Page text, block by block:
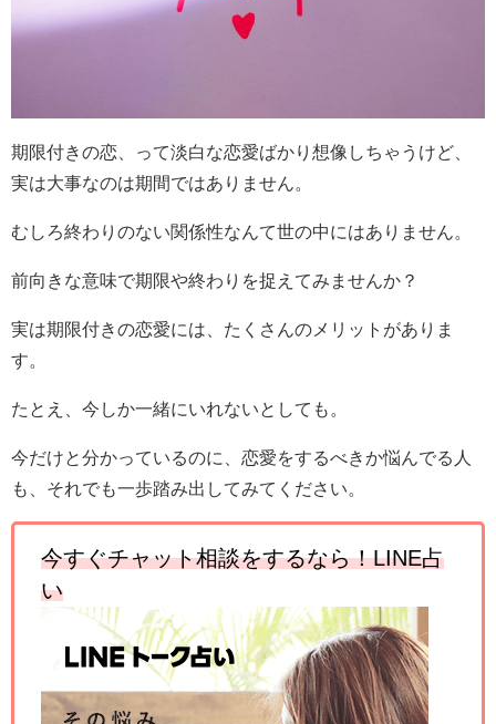
期限付きの恋、って淡白な恋愛ばかり想像しちゃうけど、
実は大事なのは期間ではありません。
むしろ終わりのない関係性なんて世の中にはありません。
前向きな意味で期限や終わりを捉えてみませんか？
実は期限付きの恋愛には、たくさんのメリットがありま
す。
たとえ、今しか一緒にいれないとしても。
今だけと分かっているのに、恋愛をするべきか悩んでる人
も、それでも一歩踏み出してみてください。
今すぐチャット相談をするなら！LINE占
い